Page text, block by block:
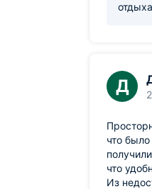
Д
что
что
Из